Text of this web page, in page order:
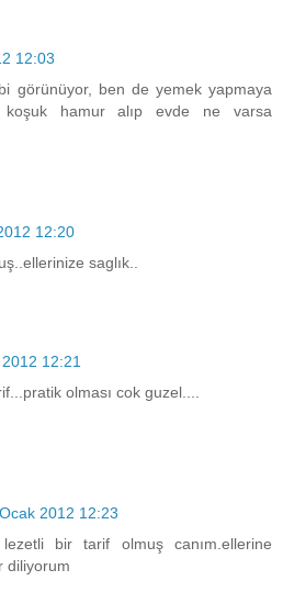
12:03
görünüyor, ben de yemek yapmaya
koşuk hamur alıp evde ne varsa
12:20
saglık..
12:21
olması cok guzel....
2012 12:23
bir tarif olmuş canım.ellerine
diliyorum